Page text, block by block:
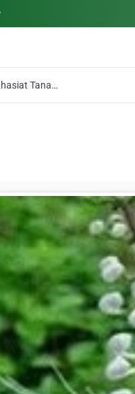
Khasiat Tanaman Kumis Kucing / Mamang Besar (Gloriosa Superbal)